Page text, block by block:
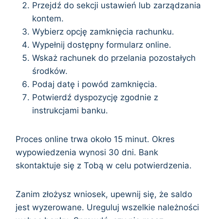
Przejdź do sekcji ustawień lub zarządzania
kontem.
Wybierz opcję zamknięcia rachunku.
Wypełnij dostępny formularz online.
Wskaż rachunek do przelania pozostałych
środków.
Podaj datę i powód zamknięcia.
Potwierdź dyspozycję zgodnie z
instrukcjami banku.
Proces online trwa około 15 minut. Okres
wypowiedzenia wynosi 30 dni. Bank
skontaktuje się z Tobą w celu potwierdzenia.
Zanim złożysz wniosek, upewnij się, że saldo
jest wyzerowane. Ureguluj wszelkie należności